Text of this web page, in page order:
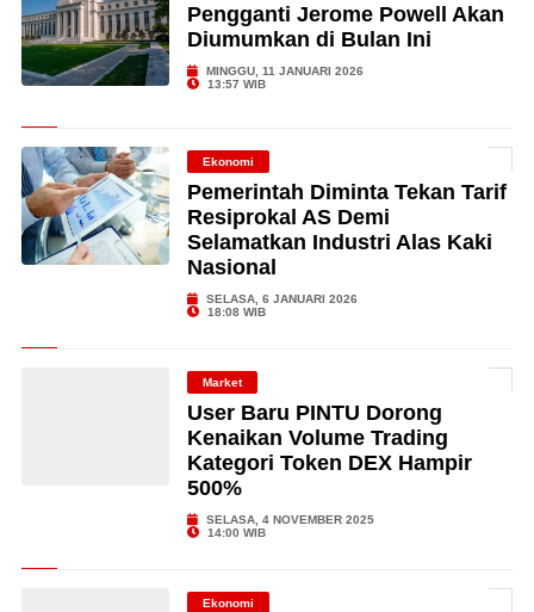
Pengganti Jerome Powell Akan
Diumumkan di Bulan Ini
MINGGU, 11 JANUARI 2026
13:57 WIB
Ekonomi
Pemerintah Diminta Tekan Tarif
Resiprokal AS Demi
Selamatkan Industri Alas Kaki
Nasional
SELASA, 6 JANUARI 2026
18:08 WIB
Market
User Baru PINTU Dorong
Kenaikan Volume Trading
Kategori Token DEX Hampir
500%
SELASA, 4 NOVEMBER 2025
14:00 WIB
Ekonomi